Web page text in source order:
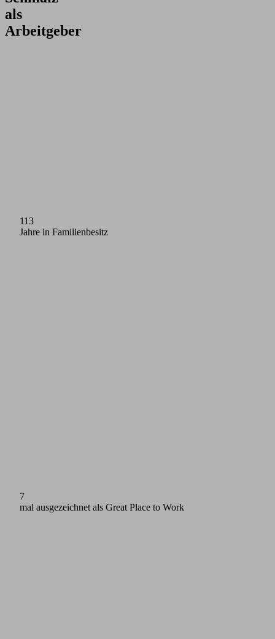
als
Arbeitgeber
113
Jahre in Familienbesitz
7
mal ausgezeichnet als Great Place to Work